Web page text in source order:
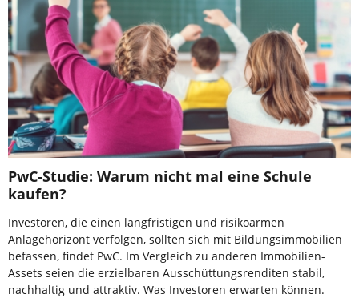
PwC-Studie: Warum nicht mal eine Schule
kaufen?
Investoren, die einen langfristigen und risikoarmen
Anlagehorizont verfolgen, sollten sich mit Bildungsimmobilien
befassen, findet PwC. Im Vergleich zu anderen Immobilien-
Assets seien die erzielbaren Ausschüttungsrenditen stabil,
nachhaltig und attraktiv. Was Investoren erwarten können.